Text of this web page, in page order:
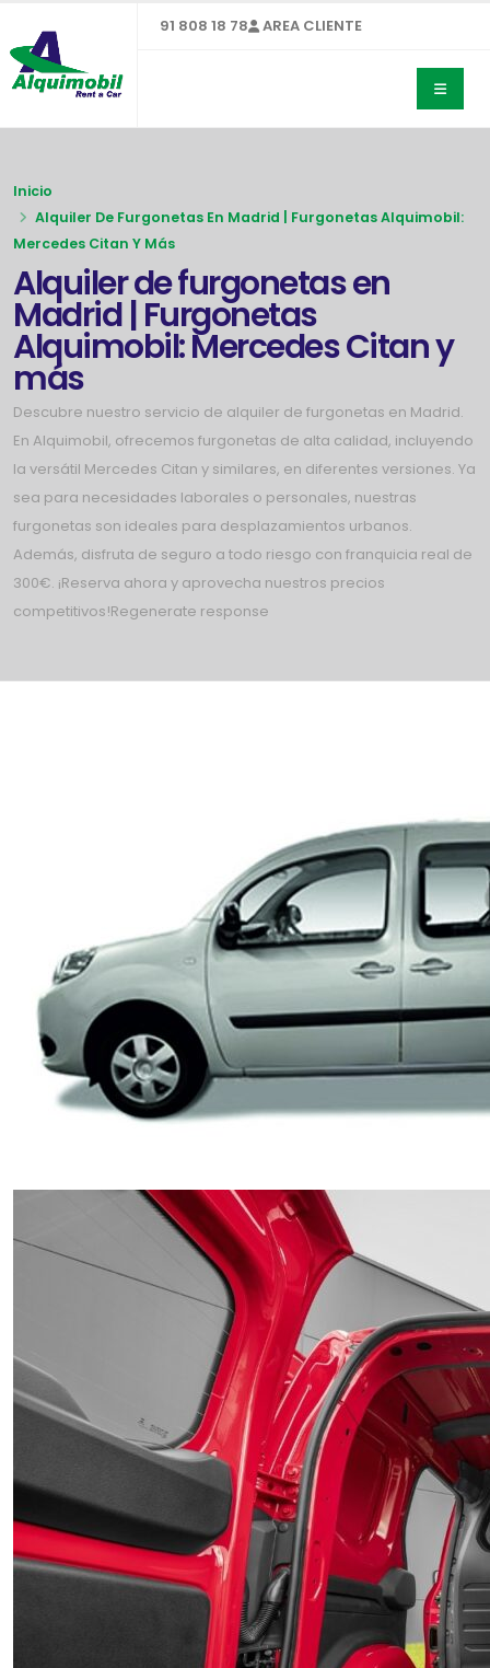
91 808 18 78 AREA CLIENTE
Inicio
Alquiler De Furgonetas En Madrid | Furgonetas Alquimobil:
Mercedes Citan Y Más
Alquiler de furgonetas en
Madrid | Furgonetas
Alquimobil: Mercedes Citan y
más
Descubre nuestro servicio de alquiler de furgonetas en Madrid.
En Alquimobil, ofrecemos furgonetas de alta calidad, incluyendo
la versátil Mercedes Citan y similares, en diferentes versiones. Ya
sea para necesidades laborales o personales, nuestras
furgonetas son ideales para desplazamientos urbanos.
Además, disfruta de seguro a todo riesgo con franquicia real de
300€. ¡Reserva ahora y aprovecha nuestros precios
competitivos!Regenerate response